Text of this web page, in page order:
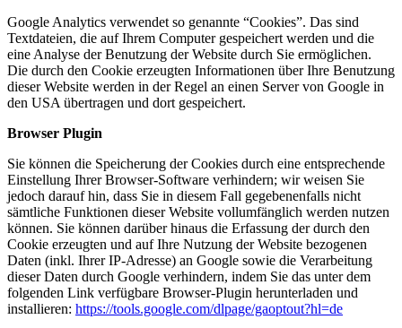
Google Analytics verwendet so genannte “Cookies”. Das sind
Textdateien, die auf Ihrem Computer gespeichert werden und die
eine Analyse der Benutzung der Website durch Sie ermöglichen.
Die durch den Cookie erzeugten Informationen über Ihre Benutzung
dieser Website werden in der Regel an einen Server von Google in
den USA übertragen und dort gespeichert.
Browser Plugin
Sie können die Speicherung der Cookies durch eine entsprechende
Einstellung Ihrer Browser-Software verhindern; wir weisen Sie
jedoch darauf hin, dass Sie in diesem Fall gegebenenfalls nicht
sämtliche Funktionen dieser Website vollumfänglich werden nutzen
können. Sie können darüber hinaus die Erfassung der durch den
Cookie erzeugten und auf Ihre Nutzung der Website bezogenen
Daten (inkl. Ihrer IP-Adresse) an Google sowie die Verarbeitung
dieser Daten durch Google verhindern, indem Sie das unter dem
folgenden Link verfügbare Browser-Plugin herunterladen und
installieren: https://tools.google.com/dlpage/gaoptout?hl=de